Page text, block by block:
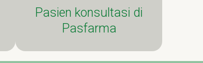
Pasien konsultasi di
Pasfarma